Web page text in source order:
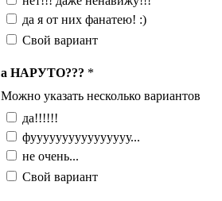
да я от них фанатею! :)
Свой вариант
а НАРУТО??? *
Можно указать несколько вариантов
да!!!!!!
фуууууууууууууууу...
не очень...
Свой вариант